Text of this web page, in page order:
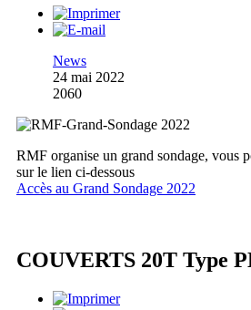
News
24 mai 2022
2060
RMF organise un grand sondage, vous
sur le lien ci-dessous
Accès au Grand Sondage 2022
COUVERTS 20T Type